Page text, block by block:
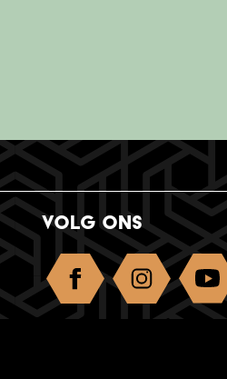
VOLG ONS